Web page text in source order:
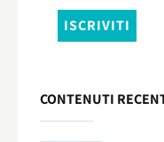
CONTENUTI